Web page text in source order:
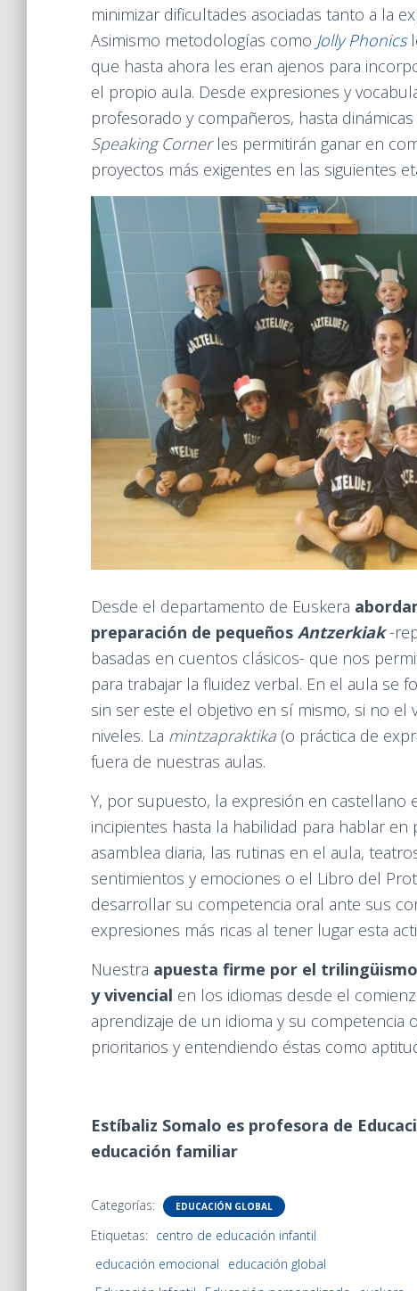
minimizar dificultades asociadas tanto a la
Asimismo metodologías como Jolly Phonics
que hasta ahora les eran ajenos para
el propio aula. Desde expresiones y
profesorado y compañeros, hasta
Speaking Cornerles permitirán ganar en
proyectos más exigentes en las siguientes
Desde el departamento de Euskera
preparación de pequeños Antzerkiak-
basadas en cuentos clásicos- que nos
para trabajar la fluidez verbal. En el aula se
sin ser este el objetivo en sí mismo, si no
niveles. La mintzapraktika (o práctica de
fuera de nuestras aulas.
Y, por supuesto, la expresión en castellano
incipientes hasta la habilidad para hablar
asamblea diaria, las rutinas en el aula,
sentimientos y emociones o el Libro del
desarrollar su competencia oral ante sus
expresiones más ricas al tener lugar esta
Nuestra apuesta firme por el
y vivencial en los idiomas desde el
aprendizaje de un idioma y su
prioritarios y entendiendo éstas como
Estíbaliz Somalo es profesora de
educación familiar
Categorías: EDUCACIÓN GLOBAL
Etiquetas: centro de educación infantil
educación emocional
educación global